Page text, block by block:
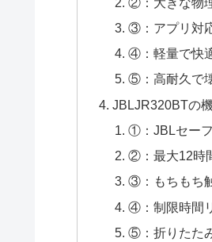
③：アプリ対
④：軽量で快
⑤：高耐久で
JBLJR320BTの
①：JBLセー
②：最大12時
③：もちもち
④：制限時間
⑤：折りたた